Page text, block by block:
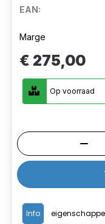
EAN:
Info
Marge
€ 275,00
Op voorraad